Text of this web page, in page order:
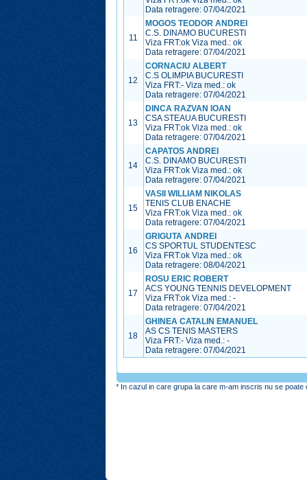
Data retragere: 07/04/2021
11
MOGOS TEODOR ANDREI
C.S. DINAMO BUCURESTI
Viza FRT:ok Viza med.:ok
Data retragere: 07/04/2021
12
CORNACIU ALBERT
C.S OLIMPIA BUCURESTI
Viza FRT:- Viza med.:ok
Data retragere: 07/04/2021
13
DINCA RAZVAN IOAN
CSA STEAUA BUCURESTI
Viza FRT:ok Viza med.:ok
Data retragere: 07/04/2021
14
CAPATOS ANDREI
C.S. DINAMO BUCURESTI
Viza FRT:ok Viza med.:ok
Data retragere: 07/04/2021
15
VASII WILLIAM NIKOLAS
TENIS CLUB ENACHE
Viza FRT:ok Viza med.:ok
Data retragere: 07/04/2021
16
GRIGUTA ANDREI
CS SPORTUL STUDENTESC
Viza FRT:ok Viza med.:ok
Data retragere: 08/04/2021
17
ROSU ERIC ROBERT
ACS YOUNG TENNIS DEVELOPMENT
Viza FRT:ok Viza med.:-
Data retragere: 07/04/2021
18
GHINEA CATALIN EMANUEL
AS CS TENIS MASTERS
Viza FRT:- Viza med.:-
Data retragere: 07/04/2021
* In cazul in care grupa la care m-am inscris nu se poate